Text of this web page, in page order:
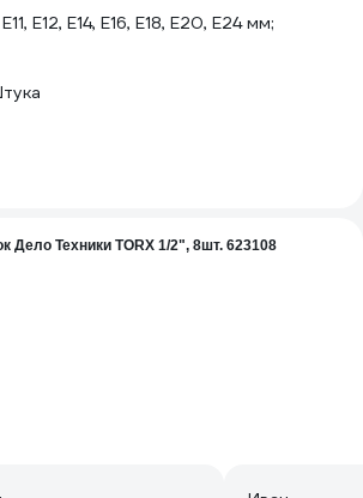
Е12, Е14, Е16, Е18, Е20, Е24 мм;
Дело Техники TORX 1/2", 8шт. 623108